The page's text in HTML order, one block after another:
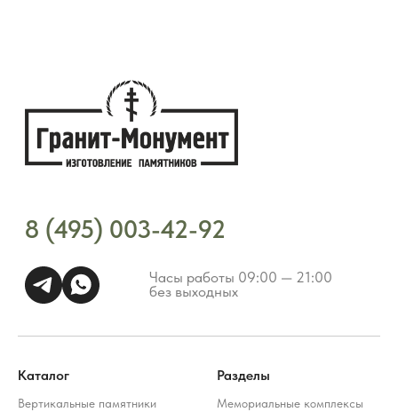
Каталог
Вертикальные памятники
Разделы
Мемориальные комплексы